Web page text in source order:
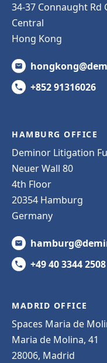
34-37 Connaught Rd
Central
Hong Kong
+852 91316026
HAMBURG OFFICE
Deminor Litigation
Neuer Wall 80
4th Floor
20354 Hamburg
Germany
+49 40 3344 2508
MADRID OFFICE
Spaces Maria de
Maria de Molina, 41
28006, Madrid